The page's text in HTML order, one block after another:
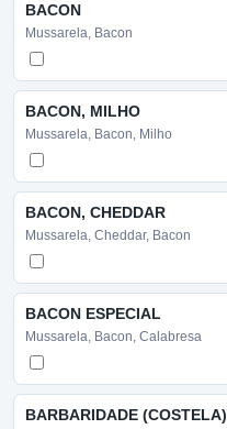
BACON
Mussarela, Bacon
BACON, MILHO
Mussarela, Bacon, Milho
BACON, CHEDDAR
Mussarela, Cheddar, Bacon
BACON ESPECIAL
Mussarela, Bacon, Calabresa
BARBARIDADE (COSTELA)